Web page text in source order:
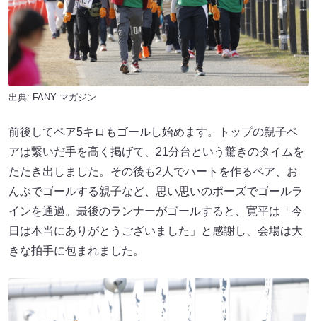
出典: FANY マガジン
前後してペア5キロもゴールし始めます。トップの親子ペ
アは繋いだ手を高く掲げて、21分台という驚きのタイムを
たたき出しました。その後も2人でハートを作るペア、お
んぶでゴールする親子など、思い思いのポーズでゴールラ
インを通過。最後のランナーがゴールすると、寛平は「今
日は本当にありがとうございました」と感謝し、会場は大
きな拍手に包まれました。